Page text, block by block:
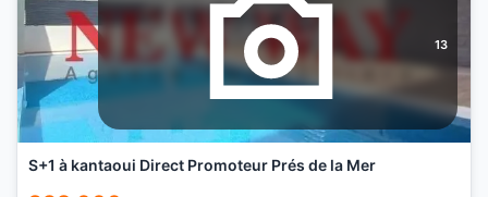
13
S+1 à kantaoui Direct Promoteur Prés de la Mer